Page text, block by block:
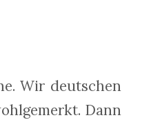
Wir deutschen
Dann